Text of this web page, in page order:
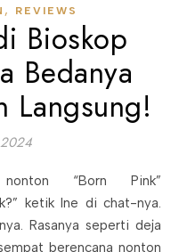
, REVIEWS
Bioskop
Bedanya
Langsung!
ketik Ine di chat-nya.
Rasanya seperti deja
berencana nonton